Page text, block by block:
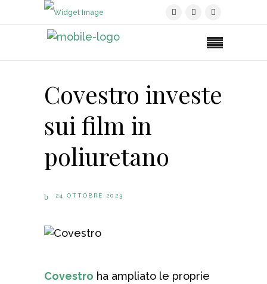
Covestro investe
sui film in
poliuretano
24 OTTOBRE 2023
Covestro ha ampliato le proprie